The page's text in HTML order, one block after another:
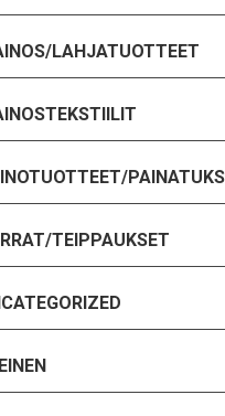
LAHJATUOTTEET
TEIPPAUKSET